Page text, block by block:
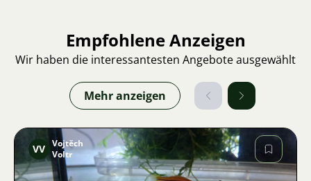
Empfohlene Anzeigen
Wir haben die interessantesten Angebote ausgewählt
Mehr anzeigen
VV Vojtěch
Voltr